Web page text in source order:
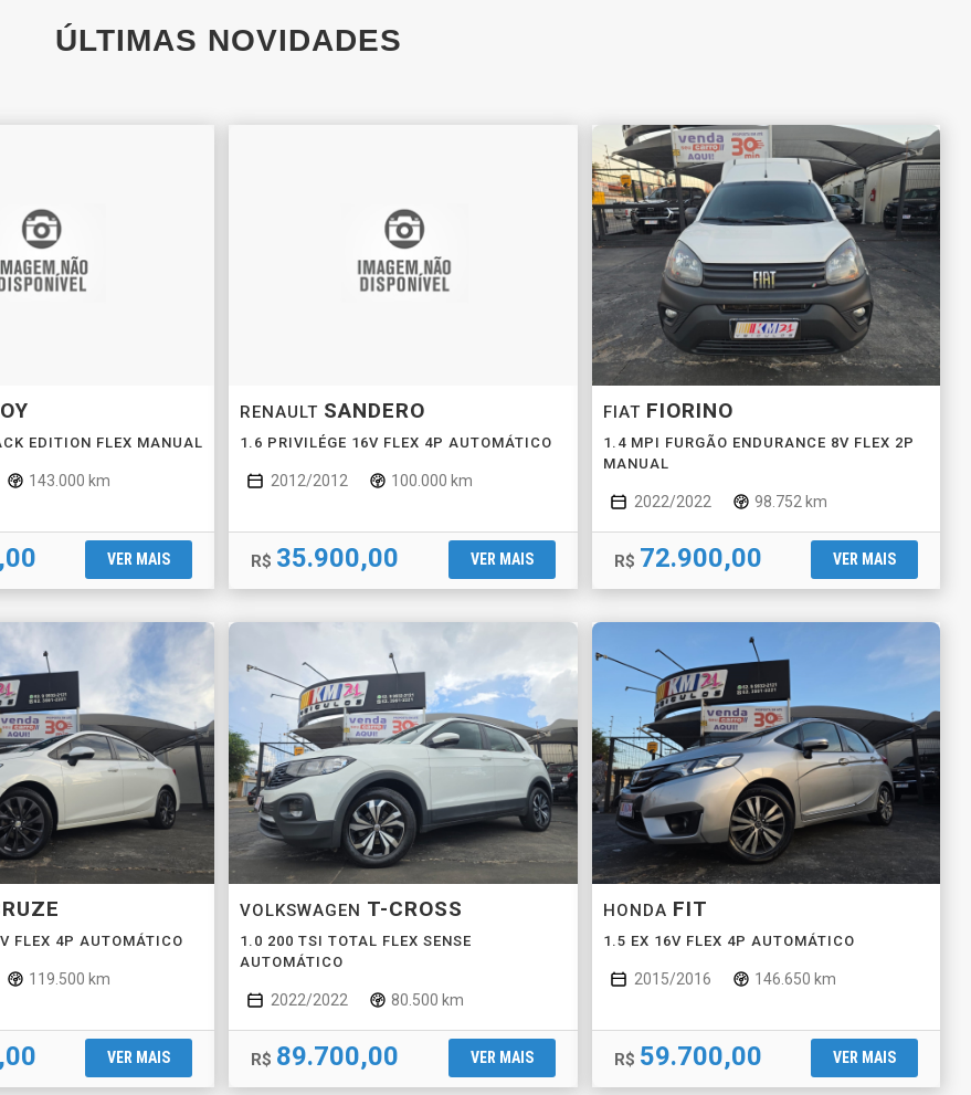
ÚLTIMAS NOVIDADES
EDITION FLEX MANUAL
143.000 km
VER MAIS
RENAULT SANDERO
1.6 PRIVILÉGE 16V FLEX 4P AUTOMÁTICO
2012/2012 100.000 km
R$ 35.900,00 VER MAIS
FIAT FIORINO
1.4 MPI FURGÃO ENDURANCE 8V FLEX 2P
MANUAL
2022/2022 98.752 km
R$ 72.900,00 VER MAIS
FLEX 4P AUTOMÁTICO
119.500 km
VER MAIS
VOLKSWAGEN T-CROSS
1.0 200 TSI TOTAL FLEX SENSE
AUTOMÁTICO
2022/2022 80.500 km
R$ 89.700,00 VER MAIS
HONDA FIT
1.5 EX 16V FLEX 4P AUTOMÁTICO
2015/2016 146.650 km
R$ 59.700,00 VER MAIS